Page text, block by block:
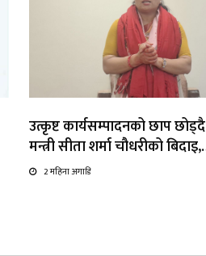
उत्कृष्ट कार्यसम्पादनको छाप
मन्त्री सीता शर्मा चौधरीको
2 महिना अगाडि